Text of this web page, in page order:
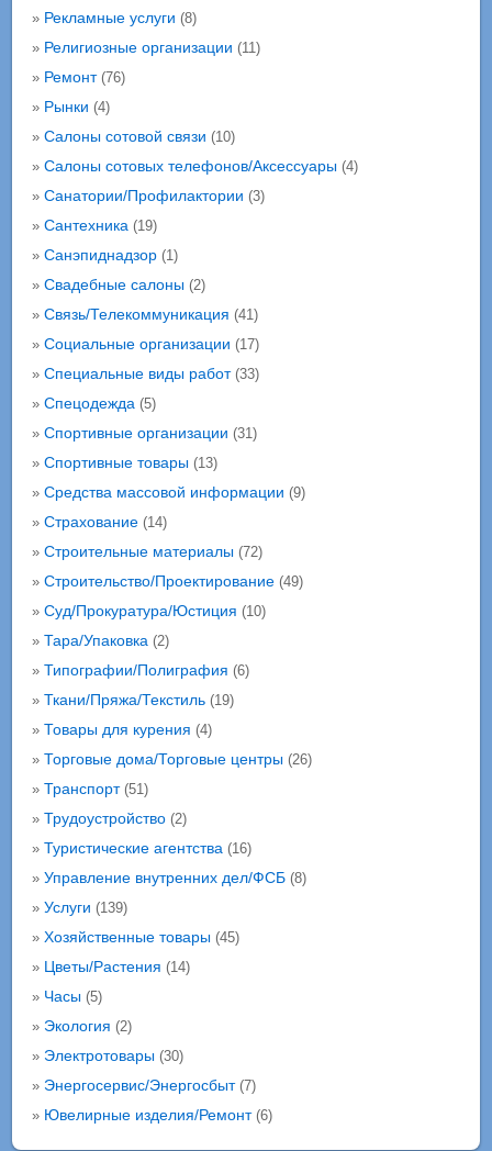
» Рекламные услуги (8)
» Религиозные организации (11)
» Ремонт(76)
» Рынки (4)
» Салоны сотовой связи (10)
» Салоны сотовых телефонов/Аксессуары(4)
» Санатории/Профилактории (3)
» Сантехника(19)
» Санэпиднадзор(1)
» Свадебные салоны(2)
» Связь/Телекоммуникация (41)
» Социальные организации (17)
» Специальные виды работ(33)
» Спецодежда(5)
» Спортивные организации (31)
» Спортивные товары(13)
» Средства массовой информации (9)
» Страхование(14)
» Строительные материалы(72)
» Строительство/Проектирование(49)
» Суд/Прокуратура/Юстиция (10)
» Тара/Упаковка(2)
» Типографии/Полиграфия (6)
» Ткани/Пряжа/Текстиль(19)
» Товары для курения (4)
» Торговые дома/Торговые центры(26)
» Транспорт(51)
» Трудоустройство(2)
» Туристические агентства(16)
» Управление внутренних дел/ФСБ(8)
» Услуги (139)
» Хозяйственные товары(45)
» Цветы/Растения (14)
» Часы(5)
» Экология (2)
» Электротовары(30)
» Энергосервис/Энергосбыт(7)
» Ювелирные изделия/Ремонт(6)